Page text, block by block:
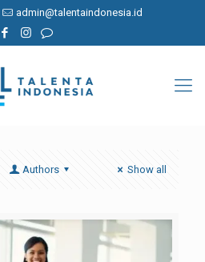
admin@talentaindonesia.id
Authors Show all